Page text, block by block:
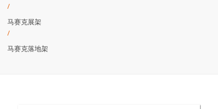
/
马赛克展架
/
马赛克落地架